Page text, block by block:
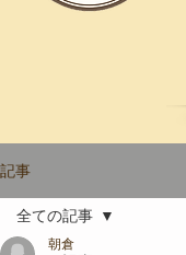
記事
全ての記事
朝倉